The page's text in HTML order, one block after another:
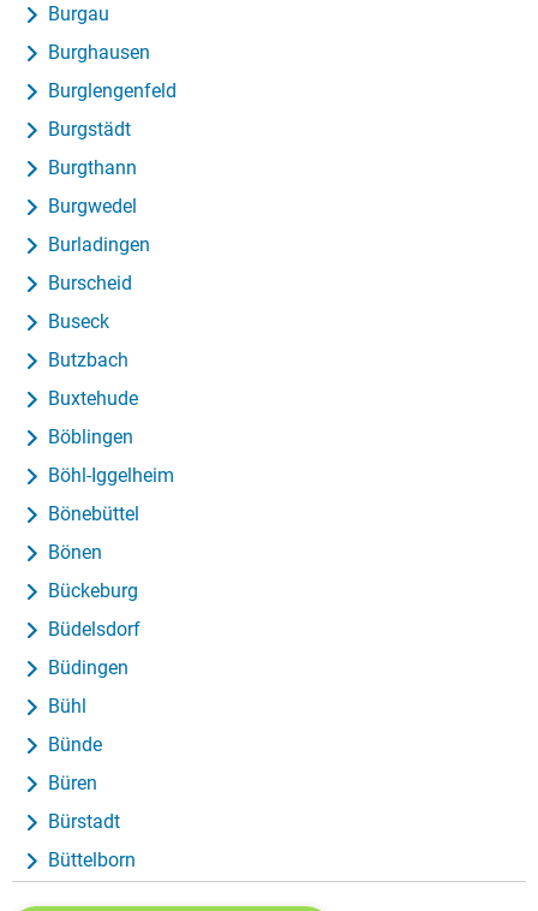
Burgau
Burghausen
Burglengenfeld
Burgstädt
Burgthann
Burgwedel
Burladingen
Burscheid
Buseck
Butzbach
Buxtehude
Böblingen
Böhl-Iggelheim
Bönebüttel
Bönen
Bückeburg
Büdelsdorf
Büdingen
Bühl
Bünde
Büren
Bürstadt
Büttelborn